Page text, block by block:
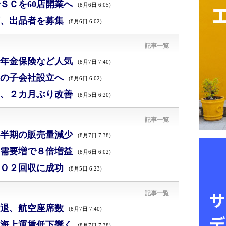
Ｃを60店開業へ (8月6日 6:05)
出品者を募集 (8月6日 6:02)
記事一覧
金保険など人気 (8月7日 7:40)
子会社設立へ (8月6日 6:02)
２カ月ぶり改善 (8月5日 6:20)
記事一覧
期の販売量減少 (8月7日 7:38)
要増で８倍増益 (8月6日 6:02)
２回収に成功 (8月5日 6:23)
記事一覧
、航空座席数 (8月7日 7:40)